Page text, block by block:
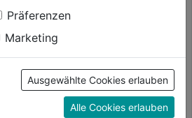
Stahlwinde 10t TÜV-GS
Daten von Drittanbieter,
in den USA, verarbeitet.
erlauben" stimmst du
Cookies zu. Unter "Details
alle Infos zu den
unter "Cookies
du auswählen, welche Cookies
Präferenzen
Marketing
Ausgewählte Cookies erlauben
Alle Cookies erlauben